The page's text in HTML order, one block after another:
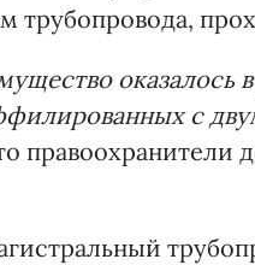
трубопровода,
оказалось
с
правоохранители